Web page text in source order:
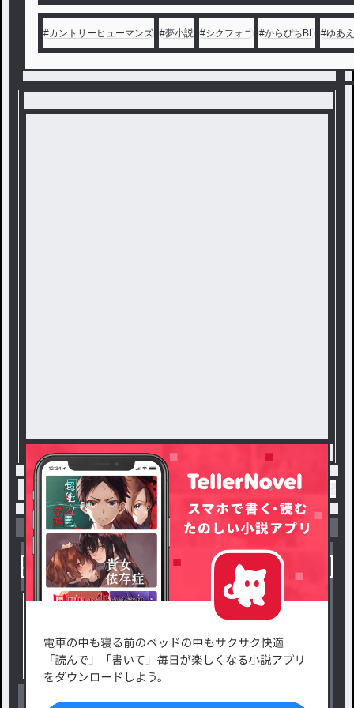
そんな少女の、楽しく愉快なゲーム生
活のお話。
#カントリーヒューマンズ #夢小説 #シクフォニ #からぴちBL #ゆあ
トップ ファンタジー・異世界・SF ガンサバイ
小説を探す
新着小説一覧
小説コンテスト応募・公募
出版・メディアミックス作品
ジャンルから探す
恋愛・ロマンス
ファンタジー・異世界・SF
ホラー・ミステリー